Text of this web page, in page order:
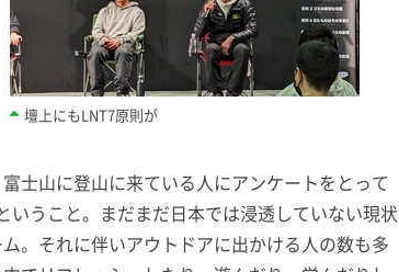
壇上にもLNT7原則が
士山に登山に来ている人にアンケートをとって
うこと。まだまだ日本では浸透していない現状
。それに伴いアウトドアに出かける人の数も多